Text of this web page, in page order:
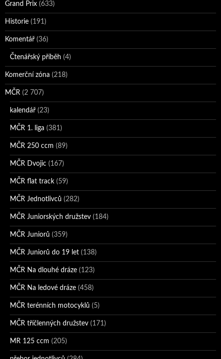
Grand Prix (633)
Historie (191)
Komentář (36)
Čtenářský příběh (4)
Komerční zóna (218)
MČR (2 707)
kalendář (23)
MČR 1. liga (381)
MČR 250 ccm (89)
MČR Dvojic (167)
MČR flat track (59)
MČR Jednotlivců (282)
MČR Juniorských družstev (184)
MČR Juniorů (359)
MČR Juniorů do 19 let (138)
MČR Na dlouhé dráze (123)
MČR Na ledové dráze (458)
MČR terénních motocyklů (5)
MČR tříčlenných družstev (171)
MR 125 ccm (205)